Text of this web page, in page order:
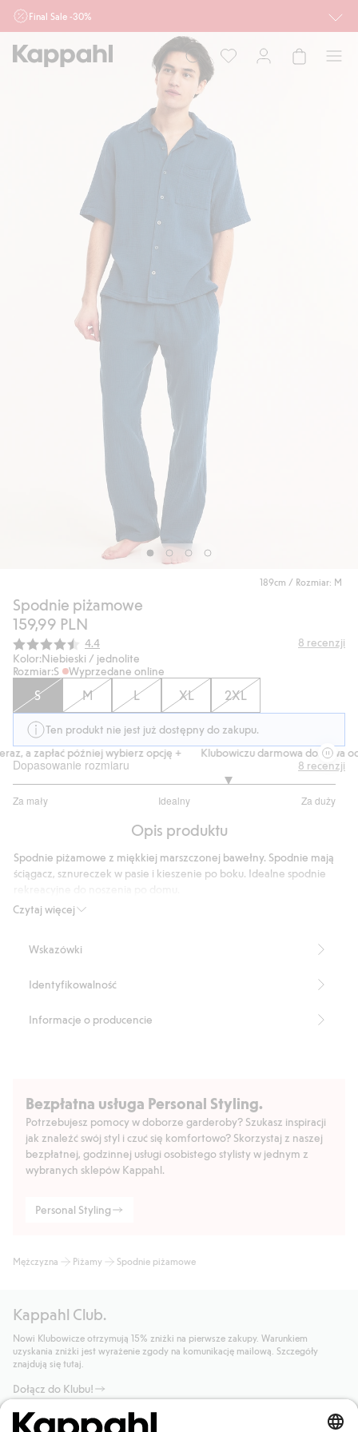
Final Sale -30%
Ważne przy zakupie min. 2 sztuk produktów włączonych w ofertę, również z
działu outlet do 10.8 w sklepach Kappahl i Newbie oraz na kappahl.com. Ofert
nie łączymy
Dziecko
189cm / Rozmiar: M
Spodnie piżamowe
159,99 PLN
Średnia ocena:
4.4 8 recenzji
Kolor:Niebieski / jednolite
Rozmiar:S Wyprzedane online
S M L XL 2XL
Ten produkt nie jest już dostępny do zakupu.
a zapłać później wybierz opcję +
Klubowiczu darmowa dostawa od
Dopasowanie rozmiaru
Za mały Idealny Za duży
na
6
głosów
8 recenzji
Opis produktu
Czytaj więcej
Spodnie piżamowe z miękkiej marszczonej bawełny. Spodnie mają
ściągacz, sznureczek w pasie i kieszenie po boku. Idealne spodnie
Wewnętrzna długość nogawki: 81 cm w rozmiarze M
Wskazówki
Identyfikowalność
Informacje o producencie
Bezpłatna usługa Personal Styling.
Potrzebujesz pomocy w doborze garderoby? Szukasz inspiracji
jak znaleźć swój styl i czuć się komfortowo? Skorzystaj z naszej
bezpłatnej, godzinnej usługi osobistego stylisty w jednym z
wybranych sklepów Kappahl.
Personal Styling
Mężczyzna Piżamy Spodnie piżamowe
Kappahl Club.
Nowi Klubowicze otrzymują 15% zniżki na pierwsze zakupy. Warunkiem
uzyskania zniżki jest wyrażenie zgody na komunikację mailową. Szczegóły
znajdują się tutaj.
Dołącz do Klubu!